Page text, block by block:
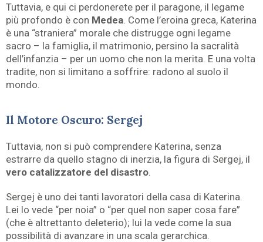
Tuttavia, e qui ci perdonerete per il paragone, il legame
più profondo è con Medea . Come l’eroina greca, Katerina
è una “straniera” morale che distrugge ogni legame
sacro – la famiglia, il matrimonio, persino la sacralità
dell’infanzia – per un uomo che non la merita. E una volta
tradite, non si limitano a soffrire: radono al suolo il
mondo.
Il Motore Oscuro: Sergej
Tuttavia, non si può comprendere Katerina, senza
estrarre da quello stagno di inerzia, la figura di Sergej, il
vero catalizzatore del disastro
Sergej è uno dei tanti lavoratori della casa di Katerina.
Lei lo vede “per noia” o “per quel non saper cosa fare”
(che è altrettanto deleterio); lui la vede come la sua
possibilità di avanzare in una scala gerarchica.